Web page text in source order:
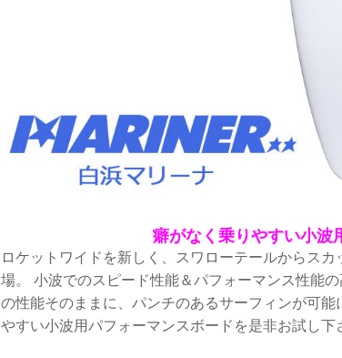
癖がなく乗りやすい小波
ロケットワイドを新しく、スワローテールからス
場。 小波でのスピード性能＆パフォーマンス性能
の性能そのままに、パンチのあるサーフィンが可
やすい小波用パフォーマンスボードを是非お試し下